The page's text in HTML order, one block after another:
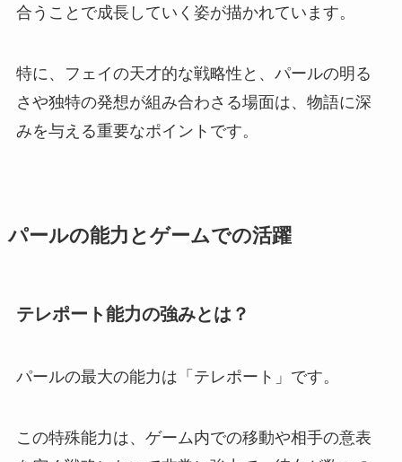
合うことで成長していく姿が描かれています。
特に、フェイの天才的な戦略性と、パールの明る
さや独特の発想が組み合わさる場面は、物語に深
みを与える重要なポイントです。
パールの能力とゲームでの活躍
テレポート能力の強みとは？
パールの最大の能力は「テレポート」です。
この特殊能力は、ゲーム内での移動や相手の意表